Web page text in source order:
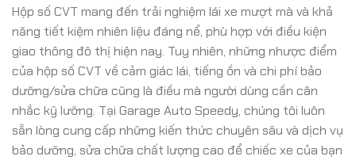
Hộp số CVT mang đến trải nghiệm lái xe mượt mà và khả
năng tiết kiệm nhiên liệu đáng nể, phù hợp với điều kiện
giao thông đô thị hiện nay. Tuy nhiên, những nhược điểm
của hộp số CVT về cảm giác lái, tiếng ồn và chi phí bảo
dưỡng/sửa chữa cũng là điều mà người dùng cần cân
nhắc kỹ lưỡng. Tại Garage Auto Speedy, chúng tôi luôn
sẵn lòng cung cấp những kiến thức chuyên sâu và dịch vụ
bảo dưỡng, sửa chữa chất lượng cao để chiếc xe của bạn